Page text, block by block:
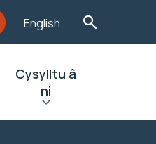
English
Cysylltu â
ni